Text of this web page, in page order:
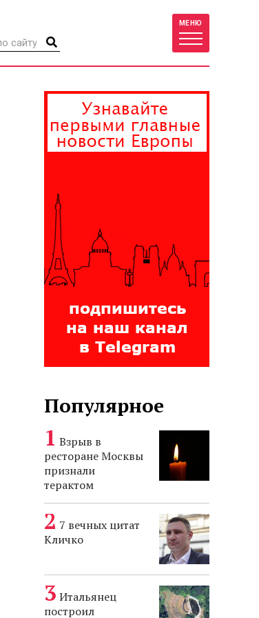
МЕНЮ
Популярное
Взрыв в
ресторане Москвы
признали
терактом
7 вечных цитат
Кличко
Итальянец
построил